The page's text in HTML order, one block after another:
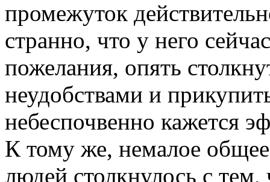
промежуток
странно, что у него
пожелания, опять
неудобствами и
небеспочвенно кажется
К тому же, немалое
людей столкнулось с